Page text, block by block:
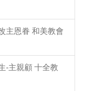
主恩眷 和美教會
-主親顧 十全教